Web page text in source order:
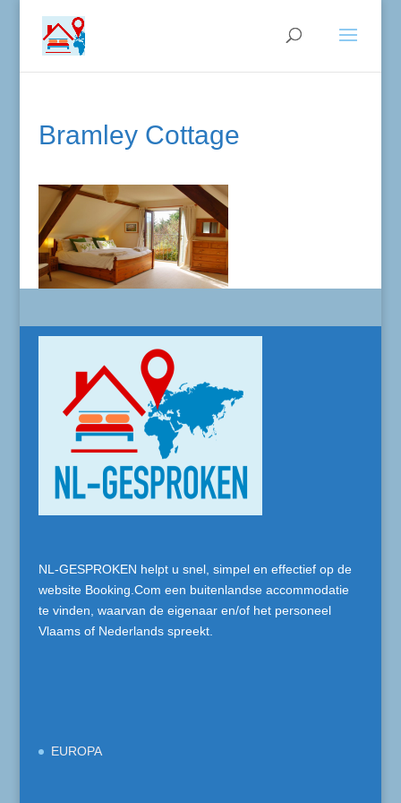
Bramley Cottage
NL-GESPROKEN helpt u snel, simpel en effectief op de
website Booking.Com een buitenlandse accommodatie
te vinden, waarvan de eigenaar en/of het personeel
Vlaams of Nederlands spreekt.
EUROPA